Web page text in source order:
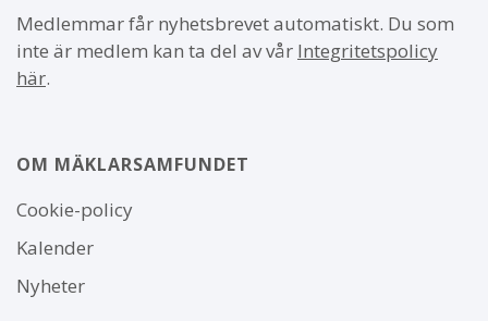
Medlemmar får nyhetsbrevet automatiskt. Du som
inte är medlem kan ta del av vår Integritetspolicy
här.
OM MÄKLARSAMFUNDET
Om
webbplatsen
Cookie-policy
Kalender
Nyheter